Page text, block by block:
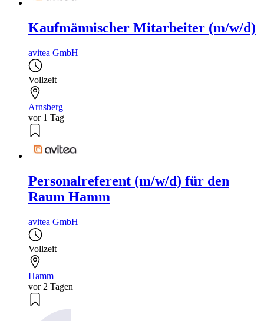
Kaufmännischer Mitarbeiter (m/w/d)
avitea GmbH
Vollzeit
Arnsberg
vor 1 Tag
Personalreferent (m/w/d) für den
Raum Hamm
avitea GmbH
Vollzeit
Hamm
vor 2 Tagen